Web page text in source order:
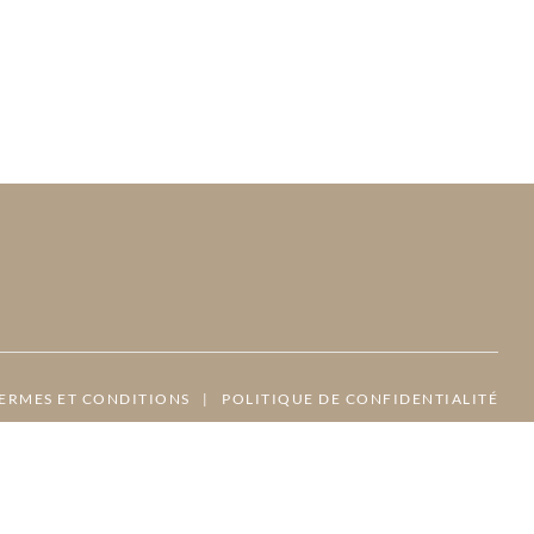
ET CONDITIONS | POLITIQUE DE CONFIDENTIALITÉ